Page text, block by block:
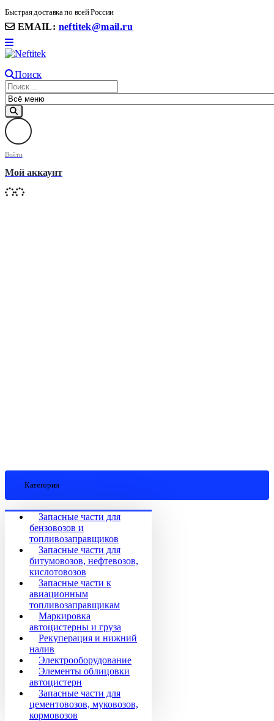
Быстрая доставка по всей России
EMAIL: neftitek@mail.ru
Поиск
Войти
Мой аккаунт
Категории
Запасные части для
бензовозов и
топливозаправщиков
Запасные части для
битумовозов, нефтевозов,
кислотовозов
Запасные части к
авиационным
топливозаправщикам
Маркировка
автоцистерны и груза
Рекуперация и нижний
налив
Электрооборудование
Элементы облицовки
автоцистерн
Запасные части для
цементовозов, муковозов,
кормовозов
8(906) 399 11 22 | 8(905)367-58-58